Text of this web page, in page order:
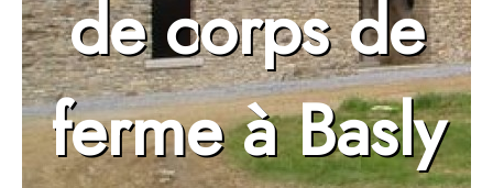
de corps de
ferme à Basly